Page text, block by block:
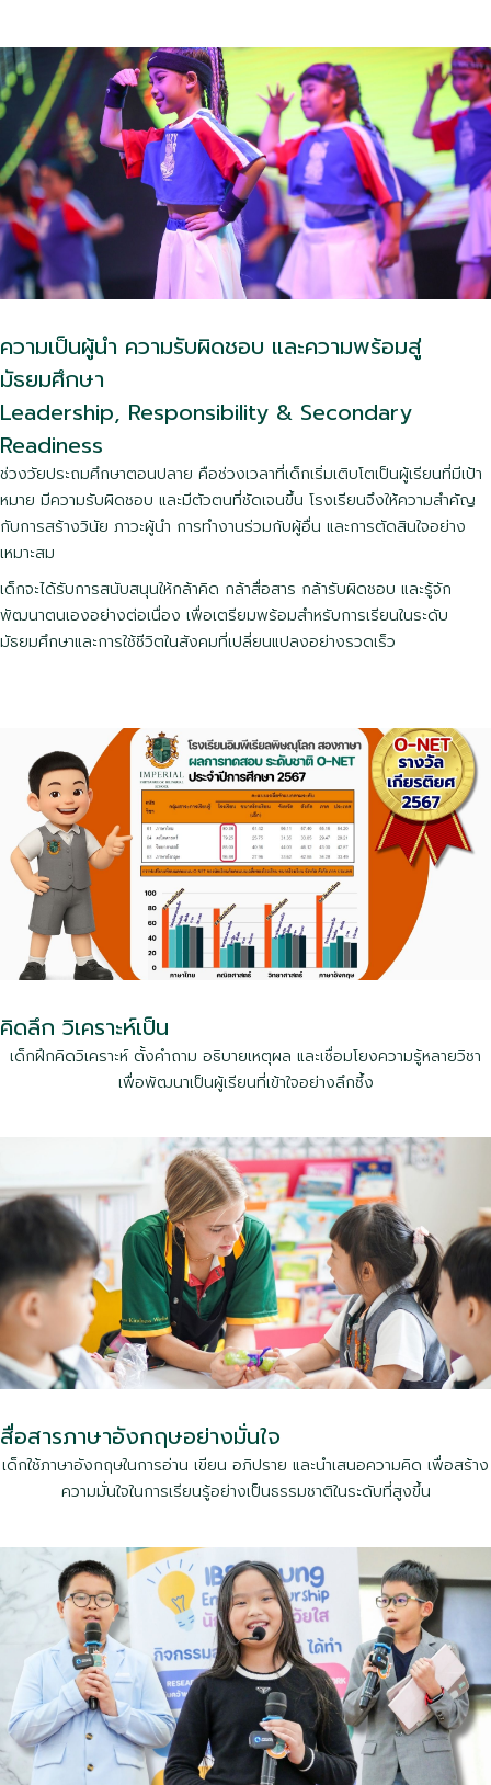
ความเป็นผู้นำ ความรับผิดชอบ และความพร้อมสู่
มัธยมศึกษา
Leadership, Responsibility & Secondary
Readiness
ช่วงวัยประถมศึกษาตอนปลาย คือช่วงเวลาที่เด็กเริ่มเติบโตเป็นผู้เรียนที่มีเป้า
หมาย มีความรับผิดชอบ และมีตัวตนที่ชัดเจนขึ้น โรงเรียนจึงให้ความสำคัญ
กับการสร้างวินัย ภาวะผู้นำ การทำงานร่วมกับผู้อื่น และการตัดสินใจอย่าง
เหมาะสม
เด็กจะได้รับการสนับสนุนให้กล้าคิด กล้าสื่อสาร กล้ารับผิดชอบ และรู้จัก
พัฒนาตนเองอย่างต่อเนื่อง เพื่อเตรียมพร้อมสำหรับการเรียนในระดับ
มัธยมศึกษาและการใช้ชีวิตในสังคมที่เปลี่ยนแปลงอย่างรวดเร็ว
คิดลึก วิเคราะห์เป็น
เด็กฝึกคิดวิเคราะห์ ตั้งคำถาม อธิบายเหตุผล และเชื่อมโยงความรู้หลายวิชา
เพื่อพัฒนาเป็นผู้เรียนที่เข้าใจอย่างลึกซึ้ง
สื่อสารภาษาอังกฤษอย่างมั่นใจ
เด็กใช้ภาษาอังกฤษในการอ่าน เขียน อภิปราย และนำเสนอความคิด เพื่อสร้าง
ความมั่นใจในการเรียนรู้อย่างเป็นธรรมชาติในระดับที่สูงขึ้น